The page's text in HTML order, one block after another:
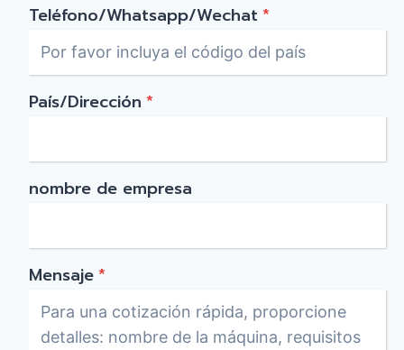
Teléfono/Whatsapp/Wechat *
País/Dirección *
nombre de empresa
Mensaje*